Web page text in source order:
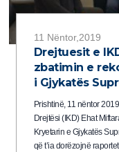
11 Nëntor,2019
Drejtuesit e
zbatimin e
i Gjykatës
Prishtinë, 11 nëntor
Drejtësi (IKD) Ehat
Kryetarin e Gjykatës
që t’ia dorëzojnë